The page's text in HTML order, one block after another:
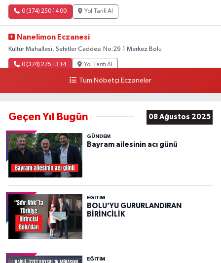
0 (374) 250 14 00 Yol Tarifi Al
Nanelimon Eczanesi
Kültür Mahallesi, Şehitler Caddesi No:29 1 Merkez Bolu
0 (374) 275 13 14 Yol Tarifi Al
0 (374) 270 54 53 Yol Tarifi Al
Deva Eczanesi
BORAZANLAR MH. MEHMET AKİF ERSOY BULVARI AKASYA EVLERİ NO:50
A
0 (374) 240 94 94
Sağlık Eczanesi
İZZET BAYSAL MAH. ÇAKMAKLAR CAD. NO:40 A ARTI MARKET YANI
0 (374) 217 88 77
Stad Eczanesi
Tüm Nöbetçi Eczaneler
Geçen Yıl Bugün 08 Ağustos 2025
GÜNDEM
Bayram ailesinin acı günü
EĞITIM
BOLU’YU GURURLANDIRAN
BİRİNCİLİK
EĞITIM